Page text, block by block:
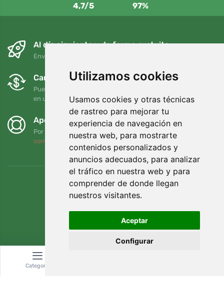
Utilizamos cookies
Usamos cookies y otras técnicas
de rastreo para mejorar tu
experiencia de navegación en
nuestra web, para mostrarte
contenidos personalizados y
anuncios adecuados, para analizar
el tráfico en nuestra web y para
comprender de donde llegan
nuestros visitantes.
Aceptar
Configurar
4,7/5 97%
Al día siguiente y de forma gratuita
Envío gratuito para pedidos superiores a 95 EUR
Cambios y devoluciones gratuitos
Puede devolver o cambiar su pedido en cualquier momento
en un plazo de 90 días
Apoyamos a Trees.org
Por cada pedido plantamos un árbol. Leer más
somos
Categoría